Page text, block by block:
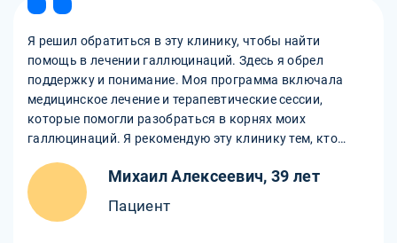
Я решил обратиться в эту клинику, чтобы найти
помощь в лечении галлюцинаций. Здесь я обрел
поддержку и понимание. Моя программа включала
медицинское лечение и терапевтические сессии,
которые помогли разобраться в корнях моих
галлюцинаций. Я рекомендую эту клинику тем, кто
психологическими трудностями.
Михаил Алексеевич, 39 лет
Пациент